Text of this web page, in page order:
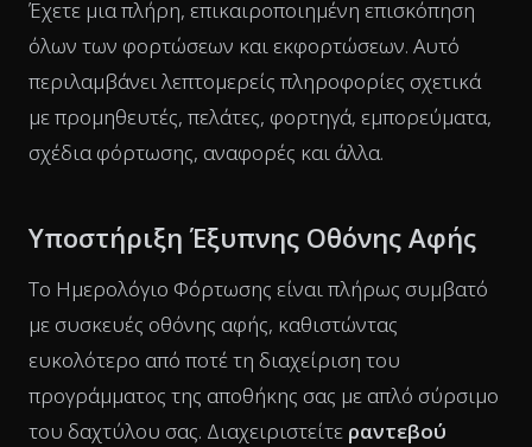
Έχετε μια πλήρη, επικαιροποιημένη επισκόπηση
όλων των φορτώσεων και εκφορτώσεων. Αυτό
περιλαμβάνει λεπτομερείς πληροφορίες σχετικά
με προμηθευτές, πελάτες, φορτηγά, εμπορεύματα,
σχέδια φόρτωσης, αναφορές και άλλα.
Υποστήριξη Έξυπνης Οθόνης Αφής
Το Ημερολόγιο Φόρτωσης είναι πλήρως συμβατό
με συσκευές οθόνης αφής, καθιστώντας
ευκολότερο από ποτέ τη διαχείριση του
προγράμματος της αποθήκης σας με απλό σύρσιμο
του δαχτύλου σας. Διαχειριστείτε ραντεβού